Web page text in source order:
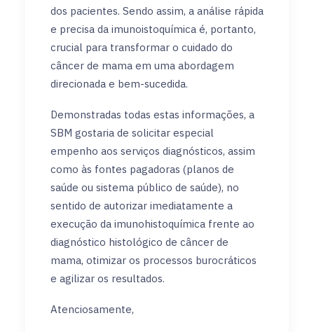
dos pacientes. Sendo assim, a análise rápida
e precisa da imunoistoquímica é, portanto,
crucial para transformar o cuidado do
câncer de mama em uma abordagem
direcionada e bem-sucedida.
Demonstradas todas estas informações, a
SBM gostaria de solicitar especial
empenho aos serviços diagnósticos, assim
como às fontes pagadoras (planos de
saúde ou sistema público de saúde), no
sentido de autorizar imediatamente a
execução da imunohistoquímica frente ao
diagnóstico histológico de câncer de
mama, otimizar os processos burocráticos
e agilizar os resultados.
Atenciosamente,